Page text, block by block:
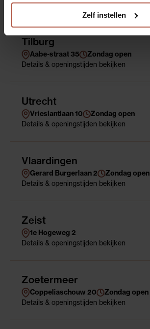
Zelf instellen
Details& openingstijdenbekijken
Tilburg
Aabe-straat 35
Zondag open
Details & openingstijden bekijken
Utrecht
Vrieslantlaan 10
Zondag open
Details & openingstijden bekijken
Vlaardingen
Gerard Burgerlaan 2
Zondag open
Details & openingstijden bekijken
Zeist
1e Hogeweg 2
Details & openingstijden bekijken
Zoetermeer
Coppeliaschouw 20
Zondag open
Details & openingstijden bekijken